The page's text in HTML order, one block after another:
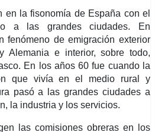
en la fisonomía de España con el
a las grandes ciudades. En
fenómeno de emigración exterior
Alemania e interior, sobre todo,
En los años 60 fue cuando la
que vivía en el medio rural y
pasó a las grandes ciudades a
la industria y los servicios.
las comisiones obreras en los